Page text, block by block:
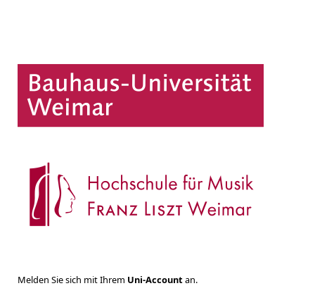
Melden Sie sich mit Ihrem Uni-Accountan.